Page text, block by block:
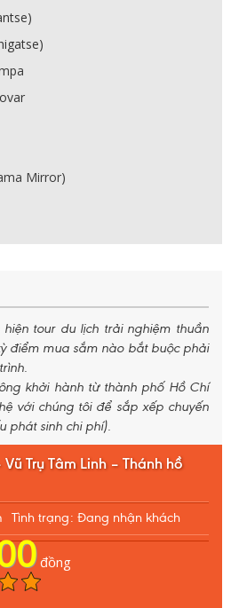
Mirror)
hiện tour du lịch trải nghiệm thuần
điểm mua sắm nào bắt buộc phải
khởi hành từ thành phố Hồ Chí
với chúng tôi để sắp xếp chuyến
phát sinh chi phí).
Trụ Tâm Linh – Thánh hồ
Tình trạng: Đang nhận khách
đồng